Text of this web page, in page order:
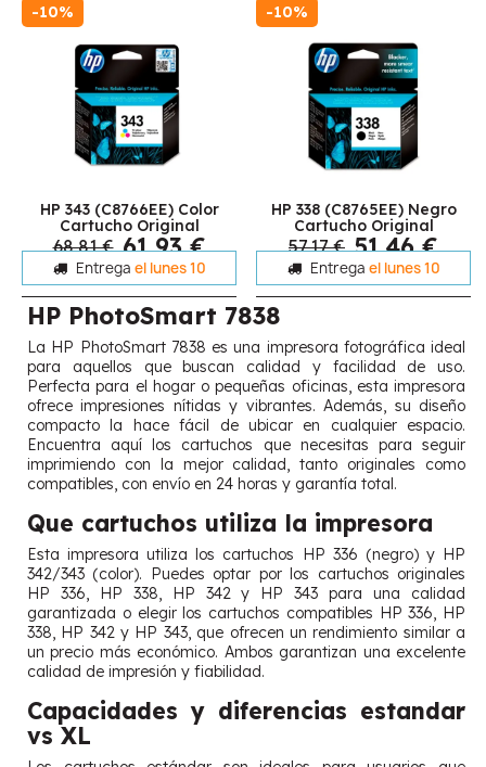
-10%
HP 343 (C8766EE) Color
Cartucho Original
68,81 € 61,93 €
Entrega el lunes 10
-10%
HP 338 (C8765EE) Negro
Cartucho Original
57,17 € 51,46 €
Entrega el lunes 10
HP PhotoSmart 7838
La HP PhotoSmart 7838 es una impresora fotográfica ideal
para aquellos que buscan calidad y facilidad de uso.
Perfecta para el hogar o pequeñas oficinas, esta impresora
ofrece impresiones nítidas y vibrantes. Además, su diseño
compacto la hace fácil de ubicar en cualquier espacio.
Encuentra aquí los cartuchos que necesitas para seguir
imprimiendo con la mejor calidad, tanto originales como
compatibles, con envío en 24 horas y garantía total.
Que cartuchos utiliza la impresora
Esta impresora utiliza los cartuchos HP 336 (negro) y HP
342/343 (color). Puedes optar por los cartuchos originales
HP 336, HP 338, HP 342 y HP 343 para una calidad
garantizada o elegir los cartuchos compatibles HP 336, HP
338, HP 342 y HP 343, que ofrecen un rendimiento similar a
un precio más económico. Ambos garantizan una excelente
calidad de impresión y fiabilidad.
Capacidades y diferencias estandar
vs XL